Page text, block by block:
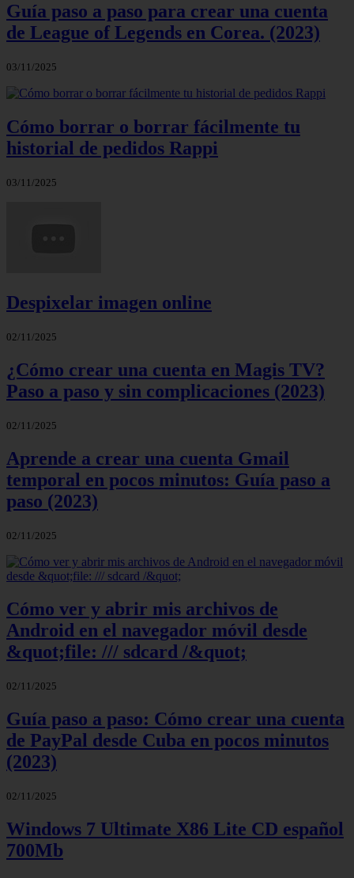
Guía paso a paso para crear una cuenta
de League of Legends en Corea. (2023)
03/11/2025
Cómo borrar o borrar fácilmente tu
historial de pedidos Rappi
03/11/2025
Despixelar imagen online
02/11/2025
¿Cómo crear una cuenta en Magis TV?
Paso a paso y sin complicaciones (2023)
02/11/2025
Aprende a crear una cuenta Gmail
temporal en pocos minutos: Guía paso a
paso (2023)
02/11/2025
Cómo ver y abrir mis archivos de
Android en el navegador móvil desde
&quot;file: /// sdcard /&quot;
02/11/2025
Guía paso a paso: Cómo crear una cuenta
de PayPal desde Cuba en pocos minutos
(2023)
02/11/2025
Windows 7 Ultimate X86 Lite CD español
700Mb